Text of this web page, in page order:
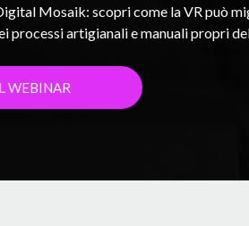
Mosaik: scopri come la VR può
processi artigianali e manuali propri
WEBINAR